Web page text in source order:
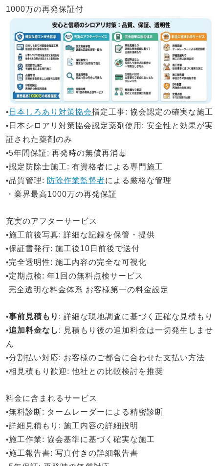
1000万の再発保証付
• 日本しろあり対策協会指定工事: 協会認定の確実な施工
• 日本シロアリ対策協会認定薬剤使用 : 安全性と効果が実
証された薬剤のみ
•5年間保証: 再発時の無償再消毒
•認定防除士施工 : 有資格者による専門施工
•品質管理: 防除作業監督者による厳格な管理
・業界最高1000万の再発保証
充実のアフターサービス
•施工前後写真: 詳細な記録を保管・提供
•保証書発行: 施工後10日前後で送付
•完全透明性: 施工内容の完全な可視化
•定期点検: 年1回の無料点検サービス
完全透明な料金体系 お客様第一の料金設定
•事前見積もり : 詳細な現地調査に基づく正確な見積もり
•追加料金なし : 見積もり後の追加料金は一切発生しませ
ん
•分割払い対応: お客様のご都合に合わせた支払い方法
•相見積もり歓迎 : 他社との比較検討を推奨
料金に含まれるサービス
•無料診断: タームレーダーによる精密診断
•詳細見積もり : 施工内容の詳細説明
•施工作業: 協会基準に基づく確実な施工
•施工報告書: 写真付きの詳細報告書